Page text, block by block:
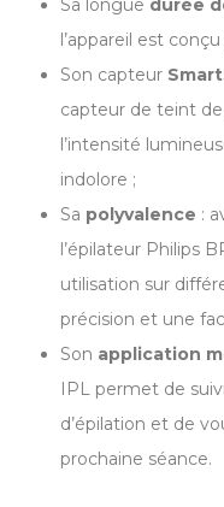
Sa longue durée
l’appareil est
Son capteur
capteur de teint
l’intensité
indolore ;
Sa polyvalence :
l’épilateur Philips
utilisation sur
précision et une
Son application
IPL permet de
d’épilation et de
prochaine séance.